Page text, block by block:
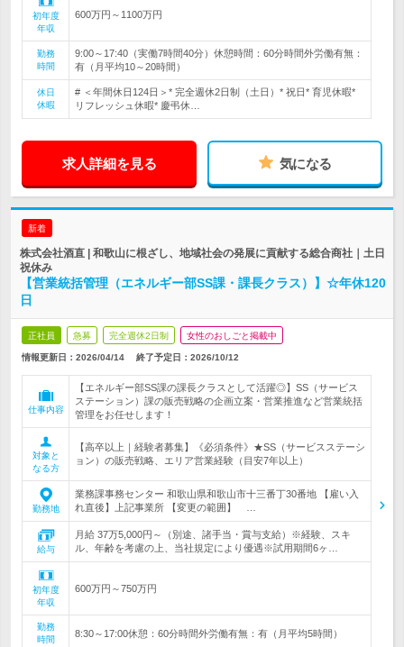
初年度
年収
600万円～1100万円
勤務
時間
9:00～17:40（実働7時間40分）休憩時間：60分時間外労働有無：
有（月平均10～20時間）
休日
休暇
# ＜年間休日124日＞* 完全週休2日制（土日）* 祝日* 育児休暇*
リフレッシュ休暇* 慶弔休…
求人詳細を見る 気になる
新着
株式会社酒直 | 和歌山に根ざし、地域社会の発展に貢献する総合商社｜土日
祝休み
【営業統括管理（エネルギー部SS課・課長クラス）】☆年休120
日
正社員 急募 完全週休2日制 女性のおしごと掲載中
情報更新日：2026/04/14 終了予定日： 2026/10/12
仕事内容
【エネルギー部SS課の課長クラスとして活躍◎】SS（サービス
ステーション）課の販売戦略の企画立案・営業推進など営業統括
管理をお任せします！
対象と
なる方
【高卒以上｜経験者募集】《必須条件》★SS（サービスステーシ
ョン）の販売戦略、エリア営業経験（目安7年以上）
勤務地
業務課事務センター 和歌山県和歌山市十三番丁30番地 【雇い入
れ直後】上記事業所 【変更の範囲】 …
給与
月給 37万5,000円～（別途、諸手当・賞与支給）※経験、スキ
ル、年齢を考慮の上、当社規定により優遇※試用期間6ヶ…
初年度
年収
600万円～750万円
勤務
時間
8:30～17:00休憩：60分時間外労働有無：有（月平均5時間）